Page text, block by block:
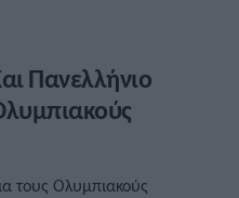
Πανελλήνιο
τους Ολυμπιακούς